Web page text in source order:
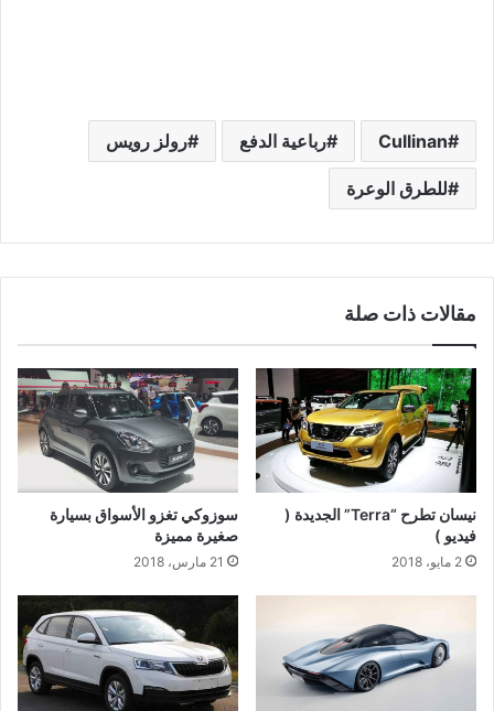
Cullinan رباعية الدفع رولز رويس
للطرق الوعرة
مقالات ذات صلة
نيسان تطرح “Terra” الجديدة (
فيديو )
2 مايو، 2018
سوزوكي تغزو الأسواق بسيارة
صغيرة مميزة
21 مارس، 2018